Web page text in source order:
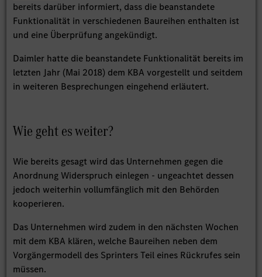
bereits darüber informiert, dass die beanstandete
Funktionalität in verschiedenen Baureihen enthalten ist
und eine Überprüfung angekündigt.
Daimler hatte die beanstandete Funktionalität bereits im
letzten Jahr (Mai 2018) dem KBA vorgestellt und seitdem
in weiteren Besprechungen eingehend erläutert.
Wie geht es weiter?
Wie bereits gesagt wird das Unternehmen gegen die
Anordnung Widerspruch einlegen - ungeachtet dessen
jedoch weiterhin vollumfänglich mit den Behörden
kooperieren.
Das Unternehmen wird zudem in den nächsten Wochen
mit dem KBA klären, welche Baureihen neben dem
Vorgängermodell des Sprinters Teil eines Rückrufes sein
müssen.